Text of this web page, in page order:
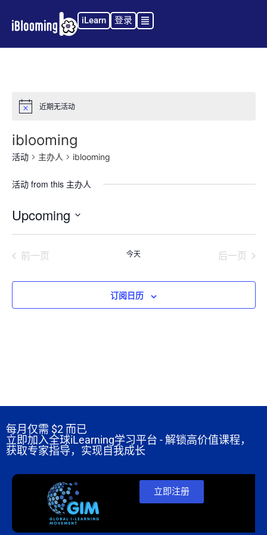
iLearn 登录
Notice 近期无活动
iblooming
活动 主办人 iblooming
活动 from this 主办人
Upcoming
择
期 前一页活动 今天 后一页活动
订阅日历
每月仅需 $2 而已
立即加入全球iLearning学习平台 - 解锁高价值课程，
获取专家指导，实现自我成长
立即注册